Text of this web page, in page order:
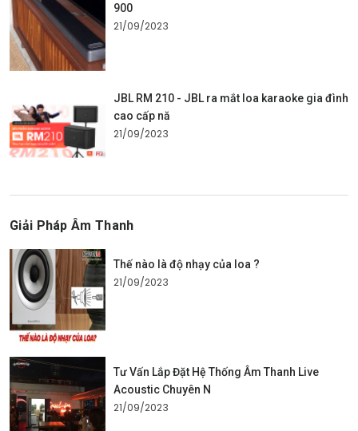
900
21/09/2023
JBL RM 210 - JBL ra mắt loa karaoke gia đình
cao cấp nă
21/09/2023
Giải Pháp Âm Thanh
Thế nào là độ nhạy của loa ?
21/09/2023
Tư Vấn Lắp Đặt Hệ Thống Âm Thanh Live
Acoustic Chuyên N
21/09/2023